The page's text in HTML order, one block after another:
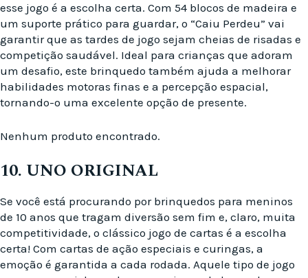
esse jogo é a escolha certa. Com 54 blocos de madeira e
um suporte prático para guardar, o “Caiu Perdeu” vai
garantir que as tardes de jogo sejam cheias de risadas e
competição saudável. Ideal para crianças que adoram
um desafio, este brinquedo também ajuda a melhorar
habilidades motoras finas e a percepção espacial,
tornando-o uma excelente opção de presente.
Nenhum produto encontrado.
10. UNO ORIGINAL
Se você está procurando por brinquedos para meninos
de 10 anos que tragam diversão sem fim e, claro, muita
competitividade, o clássico jogo de cartas é a escolha
certa! Com cartas de ação especiais e curingas, a
emoção é garantida a cada rodada. Aquele tipo de jogo